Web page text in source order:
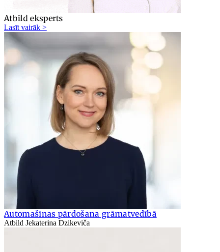
Atbild eksperts
Lasīt vairāk >
Automašīnas pārdošana grāmatvedībā
Atbild Jekaterina Dzikeviča